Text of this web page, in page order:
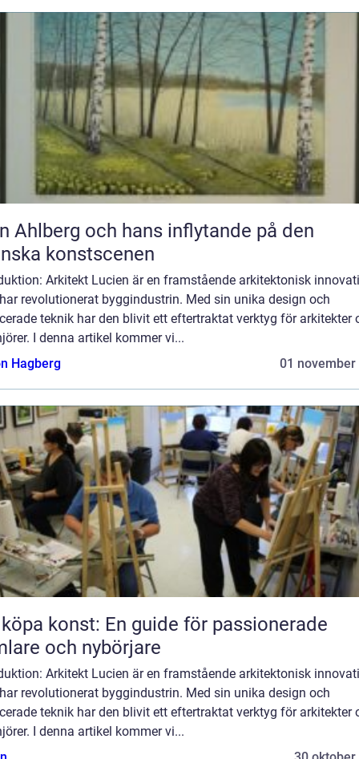
Ahlberg och hans inflytande på den
konstscenen
Arkitekt Lucien är en framstående arkitektonisk
revolutionerat byggindustrin. Med sin unika design och
teknik har den blivit ett eftertraktat verktyg för arkitekter
I denna artikel kommer vi...
Hagberg
01 november
konst: En guide för passionerade
och nybörjare
Arkitekt Lucien är en framstående arkitektonisk
revolutionerat byggindustrin. Med sin unika design och
teknik har den blivit ett eftertraktat verktyg för arkitekter
I denna artikel kommer vi...